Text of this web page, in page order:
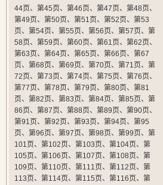
44页、 第45页、 第46页、 第47页、 第48页、
第49页、 第50页、 第51页、 第52页、 第53
页、 第54页、 第55页、 第56页、 第57页、 第
58页、 第59页、 第60页、 第61页、 第62页、
第63页、 第64页、 第65页、 第66页、 第67
页、 第68页、 第69页、 第70页、 第71页、 第
72页、 第73页、 第74页、 第75页、 第76页、
第77页、 第78页、 第79页、 第80页、 第81
页、 第82页、 第83页、 第84页、 第85页、 第
86页、 第87页、 第88页、 第89页、 第90页、
第91页、 第92页、 第93页、 第94页、 第95
页、 第96页、 第97页、 第98页、 第99页、 第
101页、 第102页、 第103页、 第104页、 第
105页、 第106页、 第107页、 第108页、 第
109页、 第110页、 第111页、 第112页、 第
113页、 第114页、 第115页、 第116页、 第